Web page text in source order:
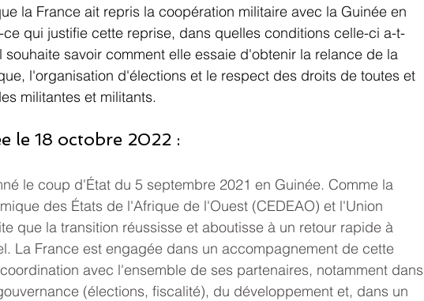
la France ait repris la coopération militaire avec la Guinée en
ce qui justifie cette reprise, dans quelles conditions celle-ci a-t-
souhaite savoir comment elle essaie d'obtenir la relance de la
l'organisation d'élections et le respect des droits de toutes et
militantes et militants.
le 18 octobre 2022 :
le coup d'État du 5 septembre 2021 en Guinée. Comme la
des États de l'Afrique de l'Ouest (CEDEAO) et l'Union
que la transition réussisse et aboutisse à un retour rapide à
La France est engagée dans un accompagnement de cette
avec l'ensemble de ses partenaires, notamment dans
(élections, fiscalité), du développement et, dans un